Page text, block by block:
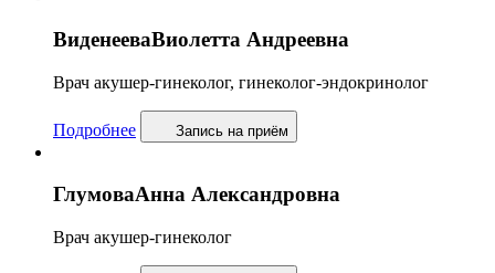
ВиденееваВиолетта Андреевна
Врач акушер-гинеколог, гинеколог-эндокринолог
Подробнее Запись на приём
ГлумоваАнна Александровна
Врач акушер-гинеколог